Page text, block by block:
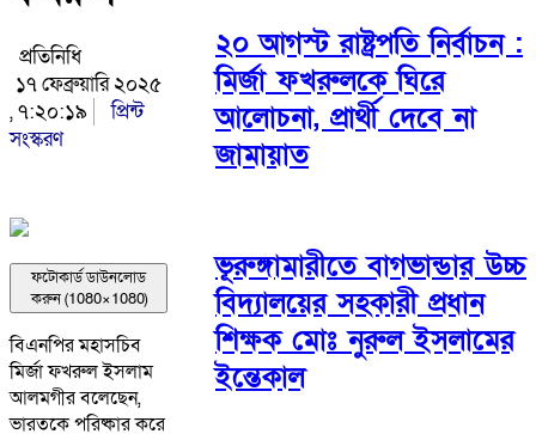
প্রতিনিধি
১৭ ফেব্রুয়ারি ২০২৫
, ৭:২০:১৯
প্রিন্ট
সংস্করণ
ফটোকার্ড ডাউনলোড
করুন (1080×1080)
বিএনপির মহাসচিব
মির্জা ফখরুল ইসলাম
আলমগীর বলেছেন,
ভারতকে পরিষ্কার করে
২০ আগস্ট রাষ্ট্রপতি নির্বাচন :
মির্জা ফখরুলকে ঘিরে
আলোচনা, প্রার্থী দেবে না
জামায়াত
ভূরুঙ্গামারীতে বাগভান্ডার উচ্চ
বিদ্যালয়ের সহকারী প্রধান
শিক্ষক মোঃ নুরুল ইসলামের
ইন্তেকাল